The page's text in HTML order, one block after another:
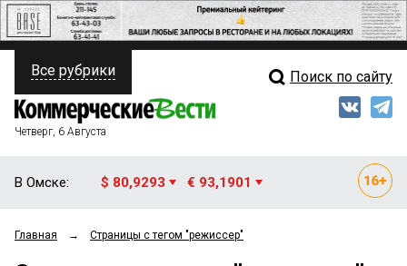
ПОЛИТИКА
ФИНАНСЫ
ОБЩЕСТВО
Свежий выпуск
Мнения
Все рубрики Поиск по сайту
Четверг, 6 Августа
В Омске: $ 80,9293 € 93,1901
Главная → Страницы c тегом "режиссер"